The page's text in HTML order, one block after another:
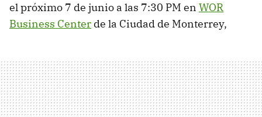
el próximo 7 de junio a las 7:30 PM en WOR
Business Center de la Ciudad de Monterrey,